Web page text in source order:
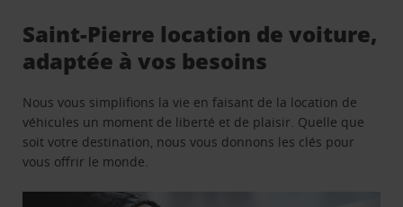
Saint-Pierre location de voiture,
adaptée à vos besoins
Nous vous simplifions la vie en faisant de la location de
véhicules un moment de liberté et de plaisir. Quelle que
soit votre destination, nous vous donnons les clés pour
vous offrir le monde.